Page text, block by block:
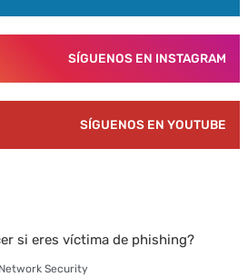
SÍGUENOS EN INSTAGRAM
SÍGUENOS EN YOUTUBE
si eres víctima de phishing?
Network Security